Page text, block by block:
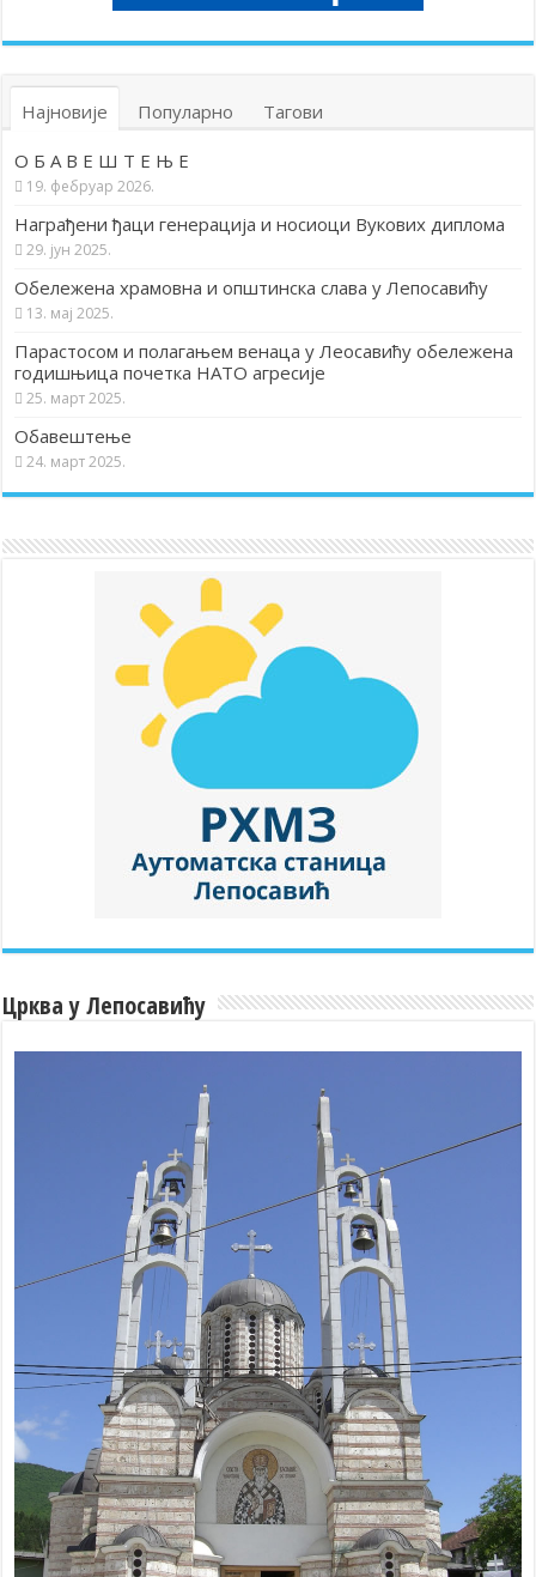
Најновије Популарно Тагови
О Б А В Е Ш Т Е Њ Е
19. фебруар 2026.
Награђени ђаци генерација и носиоци Вукових диплома
29. јун 2025.
Обележена храмовна и општинска слава у Лепосавићу
13. мај 2025.
Парастосом и полагањем венаца у Леосавићу обележена
годишњица почетка НАТО агресије
25. март 2025.
Обавештење
24. март 2025.
Црква у Лепосавићу